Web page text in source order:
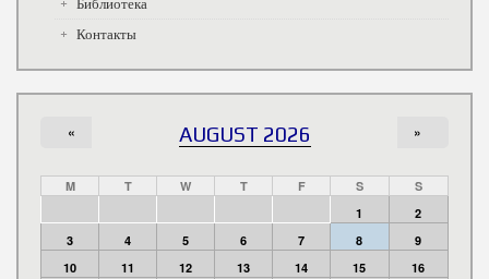
Библиотека
Контакты
AUGUST 2026
« »
M T W T F S
S
1
2
3
4 5 6 7 8
9
10
11 12 13 14 15
16